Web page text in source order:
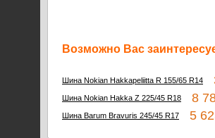
Возможно Вас
Шина Nokian Hakkapeliitta R 155/65 R14
Шина Nokian Hakka Z 225/45 R18 8
Шина Barum Bravuris 245/45 R17 5